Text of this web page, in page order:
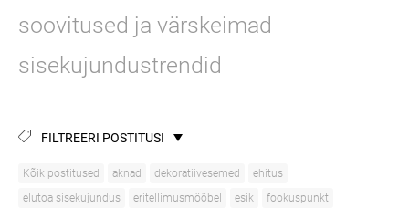
soovitused ja värskeimad
sisekujundustrendid
FILTREERI POSTITUSI
Kõik postitused aknad dekoratiivesemed
ehitus
elutoa sisekujundus
eritellimusmööbel esik
fookuspunkt